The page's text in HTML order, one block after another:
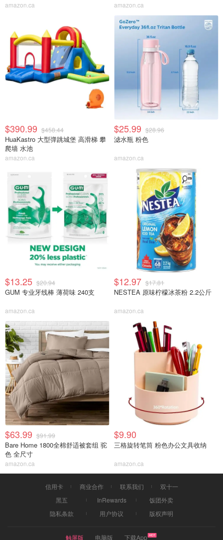
amazon.ca amazon.ca
$390.99 $458.44
HuaKastro 大型弹跳城堡 高滑梯 攀
爬墙 水池
amazon.ca
$25.99 $28.96
滤水瓶 粉色
amazon.ca
$13.25 $20.94
GUM 专业牙线棒 薄荷味 240支
amazon.ca
$12.97 $17.81
NESTEA 原味柠檬冰茶粉 2.2公斤
amazon.ca
$63.99 $91.99
Bare Home 1800全棉舒适被套组 驼
色 全尺寸
amazon.ca
$9.90
三格旋转笔筒 粉色办公文具收纳
amazon.ca
信用卡 商业合作 联系我们
双十一
黑五
InRewards
饭团外卖
隐私条款
用户协议 版权声明
触屏版 电脑版 下载App